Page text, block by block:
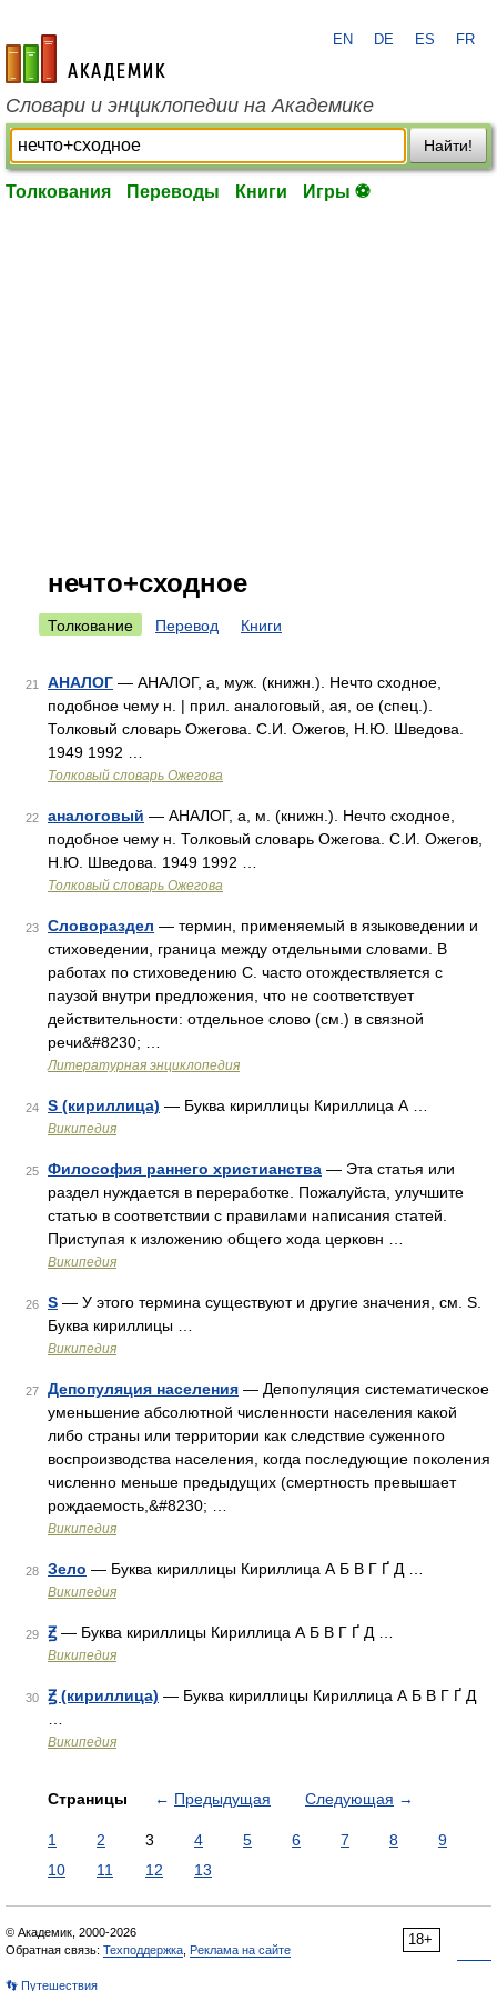
academic.ru
EN DE ES FR
Словари и энциклопедии на Академике
Найти!
Толкования Переводы Книги Игры ⚽
нечто+сходное
Толкование Перевод Книги
21 АНАЛОГ — АНАЛОГ, а, муж. (книжн.). Нечто сходное,
подобное чему н. | прил. аналоговый, ая, ое (спец.).
Толковый словарь Ожегова. С.И. Ожегов, Н.Ю. Шведова.
1949 1992 …
Толковый словарь Ожегова
22 аналоговый — АНАЛОГ, а, м. (книжн.). Нечто сходное,
подобное чему н. Толковый словарь Ожегова. С.И. Ожегов,
Н.Ю. Шведова. 1949 1992 …
Толковый словарь Ожегова
23 Словораздел — термин, применяемый в языковедении и
стиховедении, граница между отдельными словами. В
работах по стиховедению С. часто отождествляется с
паузой внутри предложения, что не соответствует
действительности: отдельное слово (см.) в связной
речи&#8230; …
Литературная энциклопедия
24 Ѕ (кириллица) — Буква кириллицы Кириллица А …
Википедия
25 Философия раннего христианства — Эта статья или
раздел нуждается в переработке. Пожалуйста, улучшите
статью в соответствии с правилами написания статей.
Приступая к изложению общего хода церковн …
Википедия
26 Ѕ — У этого термина существуют и другие значения, см. S.
Буква кириллицы …
Википедия
27 Депопуляция населения — Депопуляция систематическое
уменьшение абсолютной численности населения какой
либо страны или территории как следствие суженного
воспроизводства населения, когда последующие поколения
численно меньше предыдущих (смертность превышает
рождаемость,&#8230; …
Википедия
28 Зело — Буква кириллицы Кириллица А Б В Г Ґ Д …
Википедия
29 Ꙃ — Буква кириллицы Кириллица А Б В Г Ґ Д …
Википедия
30 Ꙃ (кириллица) — Буква кириллицы Кириллица А Б В Г Ґ Д
Википедия
Страницы ← Предыдущая Следующая →
1 2 3 4 5 6 7 8
9
10
11 12 13
18+
© Академик, 2000-2026
Обратная связь: Техподдержка Реклама на сайте
👣 Путешествия